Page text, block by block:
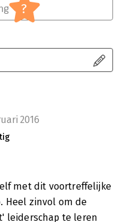
?
2016
met dit voortreffelijke
Heel zinvol om de
leiderschap te leren